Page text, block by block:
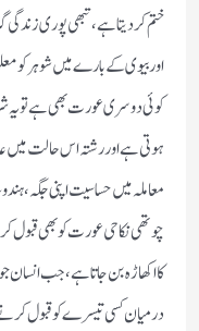
ختم کر دیتا ہے ، تبھی پوری
اور بیوی کے بارے میں شوہر کو
کوئی دوسری عورت بھی ہے تو
ہوتی ہے اور رشتہ اس حالت
معاملہ میں حساسیت اپنی جگہ ،
چوتھی نکاحی عورت کو بھی قبول
کا اکھاڑہ بن جاتا ہے ، جب
درمیان کسی تیسرے کو قبول کرنے